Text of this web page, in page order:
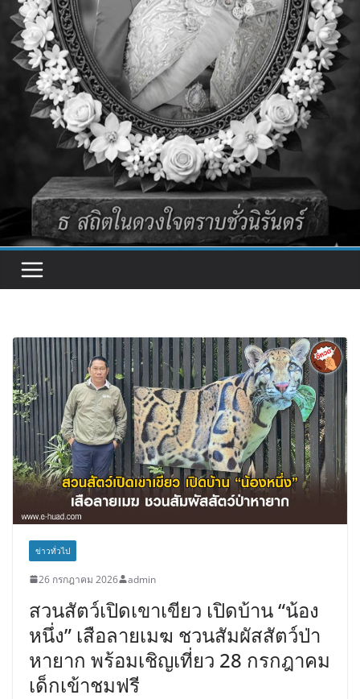
ข่าวทั่วไป
26 กรกฎาคม 2026 admin
สวนสัตว์เปิดเขาเขียว เปิดบ้าน “น้อง
หนึ่ง” เสือลายเมฆ ชวนสัมผัสสัตว์ป่า
หายาก พร้อมเชิญเที่ยว 28 กรกฎาคม
เด็กเข้าชมฟรี